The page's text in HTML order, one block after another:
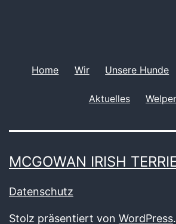
Home Wir Unsere Hunde
Aktuelles
MCGOWAN IRISH
Datenschutz
Stolz präsentiert von WordPress.